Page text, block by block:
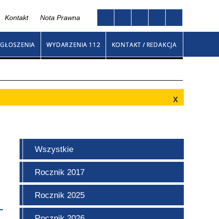
Kontakt Nota Prawna
WYDARZENIA 112 KONTAKT / REDAKCJA
Wszystkie
Rocznik 2017
Rocznik 2025